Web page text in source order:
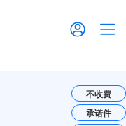
不收费
承诺件